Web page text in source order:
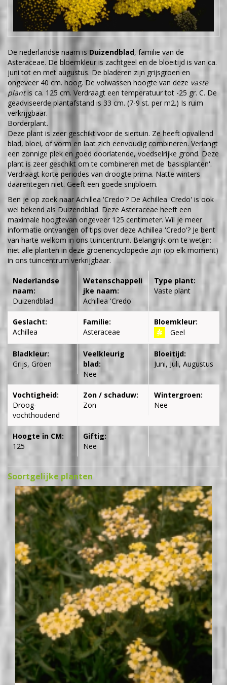
De nederlandse naam is Duizendblad, familie van de
Asteraceae. De bloemkleur is zachtgeel en de bloeitijd is van ca.
juni tot en met augustus. De bladeren zijn grijsgroen en
ongeveer 40 cm. hoog. De volwassen hoogte van deze vaste
plantis ca. 125 cm. Verdraagt een temperatuur tot -25 gr. C. De
geadviseerde plantafstand is 33 cm. (7-9 st. per m2.) Is ruim
verkrijgbaar.
Borderplant.
Deze plant is zeer geschikt voor de siertuin. Ze heeft opvallend
blad, bloei, of vorm en laat zich eenvoudig combineren. Verlangt
een zonnige plek en goed doorlatende, voedselrijke grond. Deze
plant is zeer geschikt om te combineren met de 'basisplanten'.
Verdraagt korte periodes van droogte prima. Natte winters
daarentegen niet. Geeft een goede snijbloem.
Ben je op zoek naar Achillea 'Credo'? De Achillea 'Credo' is ook
wel bekend als Duizendblad. Deze Asteraceae heeft een
maximale hoogtevan ongeveer 125 centimeter. Wil je meer
informatie ontvangen of tips over deze Achillea 'Credo'? Je bent
van harte welkom in ons tuincentrum. Belangrijk om te weten:
niet alle planten in deze groenencyclopedie zijn (op elk moment)
in ons tuincentrum verkrijgbaar.
Nederlandse
naam:
Duizendblad
Wetenschappeli
jke naam:
Achillea 'Credo'
Type plant:
Vaste plant
Geslacht:
Achillea
Familie:
Asteraceae
Bloemkleur:
Geel
Bladkleur:
Grijs, Groen
Veelkleurig
blad:
Nee
Bloeitijd:
Juni, Juli, Augustus
Vochtigheid:
Droog-
vochthoudend
Zon / schaduw:
Zon
Wintergroen:
Nee
Hoogte in CM:
125
Giftig:
Nee
Soortgelijke planten